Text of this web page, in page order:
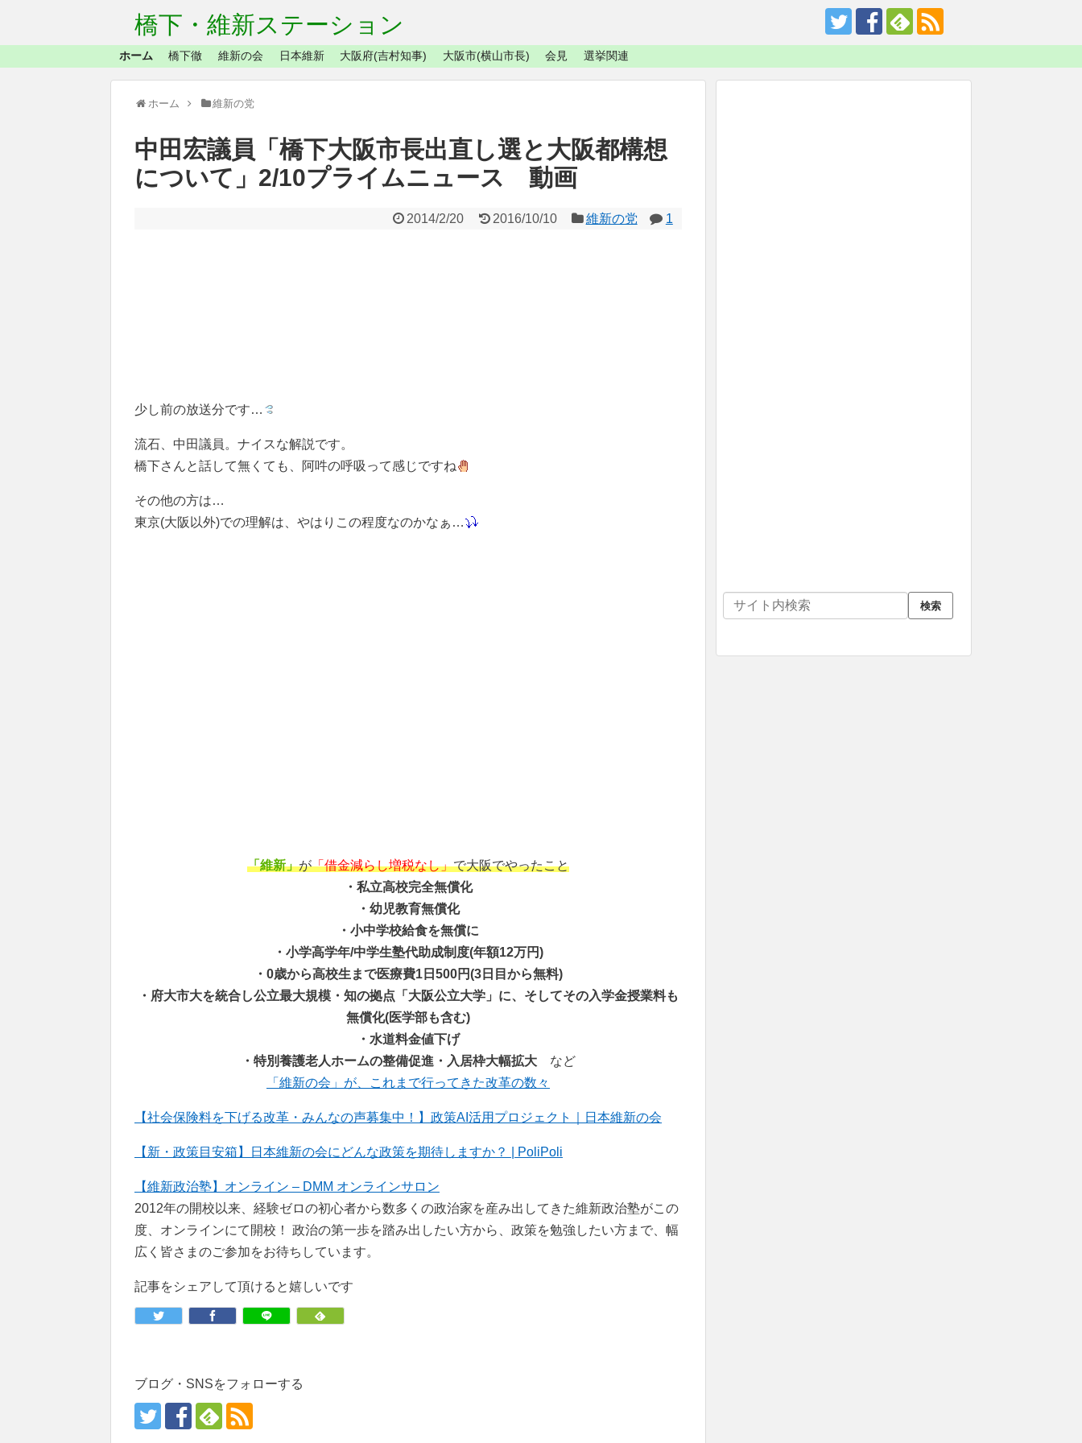
橋下・維新ステーション
ホーム 橋下徹 維新の会 日本維新 大阪府(吉村知事) 大阪市(横山市長) 会見 選挙関連
ホーム 維新の党
中田宏議員「橋下大阪市長出直し選と大阪都構想
について」2/10プライムニュース 動画
2014/2/20 2016/10/10 維新の党 1
少し前の放送分です…
流石、中田議員。ナイスな解説です。
橋下さんと話して無くても、阿吽の呼吸って感じですね
その他の方は…
東京(大阪以外)での理解は、やはりこの程度なのかなぁ…
「維新」が「借金減らし増税なし」で大阪でやったこと
・私立高校完全無償化
・幼児教育無償化
・小中学校給食を無償に
・小学高学年/中学生塾代助成制度(年額12万円)
・0歳から高校生まで医療費1日500円(3日目から無料)
・府大市大を統合し公立最大規模・知の拠点「大阪公立大学」に、そしてその入学金授業料も
無償化(医学部も含む)
・水道料金値下げ
・特別養護老人ホームの整備促進・入居枠大幅拡大 など
「維新の会」が、これまで行ってきた改革の数々
【社会保険料を下げる改革・みんなの声募集中！】政策AI活用プロジェクト｜日本維新の会
【新・政策目安箱】日本維新の会にどんな政策を期待しますか？ | PoliPoli
【維新政治塾】オンライン – DMM オンラインサロン
2012年の開校以来、経験ゼロの初心者から数多くの政治家を産み出してきた維新政治塾がこの
度、オンラインにて開校！ 政治の第一歩を踏み出したい方から、政策を勉強したい方まで、幅
広く皆さまのご参加をお待ちしています。
記事をシェアして頂けると嬉しいです
ブログ・SNSをフォローする